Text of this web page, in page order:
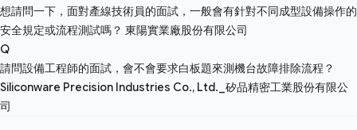
想請問一下，面對產線技術員的面試，一般會有針對不同成型設備操作的
安全規定或流程測試嗎？ 東陽實業廠股份有限公司
Q
請問設備工程師的面試，會不會要求白板題來測機台故障排除流程？
Siliconware Precision Industries Co., Ltd._矽品精密工業股份有限公
司